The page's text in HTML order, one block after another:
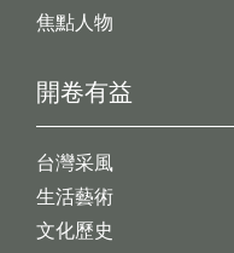
開卷有益
台灣采風
生活藝術
文化歷史
焦點人物